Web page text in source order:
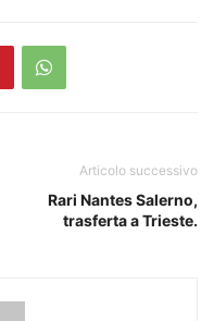
Articolo successivo
Rari Nantes Salerno,
trasferta a Trieste.